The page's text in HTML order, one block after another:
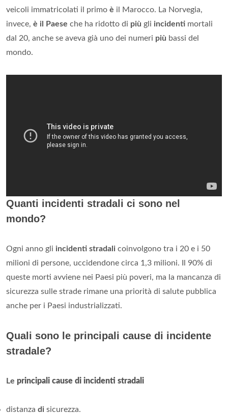
veicoli immatricolati il primo è il Marocco. La Norvegia,
invece, è il Paese che ha ridotto di più gli incidenti mortali
dal 20, anche se aveva già uno dei numeri più bassi del
mondo.
Quanti incidenti stradali ci sono nel
mondo?
Ogni anno gli incidenti stradali coinvolgono tra i 20 e i 50
milioni di persone, uccidendone circa 1,3 milioni. Il 90% di
queste morti avviene nei Paesi più poveri, ma la mancanza di
sicurezza sulle strade rimane una priorità di salute pubblica
anche per i Paesi industrializzati.
Quali sono le principali cause di incidente
stradale?
Le principali cause di incidenti stradali
distanza di sicurezza.